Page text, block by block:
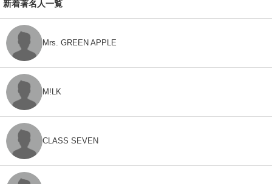
新着著名人一覧
Mrs. GREEN APPLE
M!LK
CLASS SEVEN